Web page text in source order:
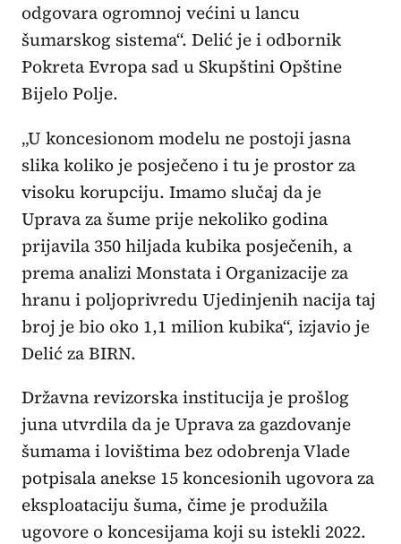
odgovara ogromnoj većini u lancu
šumarskog sistema“. Delić je i odbornik
Pokreta Evropa sad u Skupštini Opštine
Bijelo Polje.
„U koncesionom modelu ne postoji jasna
slika koliko je posječeno i tu je prostor za
visoku korupciju. Imamo slučaj da je
Uprava za šume prije nekoliko godina
prijavila 350 hiljada kubika posječenih, a
prema analizi Monstata i Organizacije za
hranu i poljoprivredu Ujedinjenih nacija taj
broj je bio oko 1,1 milion kubika“, izjavio je
Delić za BIRN.
Državna revizorska institucija je prošlog
juna utvrdila da je Uprava za gazdovanje
šumama i lovištima bez odobrenja Vlade
potpisala anekse 15 koncesionih ugovora za
eksploataciju šuma, čime je produžila
ugovore o koncesijama koji su istekli 2022.